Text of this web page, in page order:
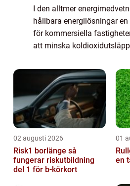
I den alltmer
hållbara energilösningar
för kommersiella
att minska
02 augusti 2026
Risk1 borlänge så
fungerar riskutbildning
del 1 för b-körkort
01
en